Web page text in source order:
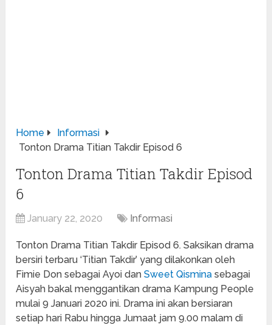
Home
Informasi
Tonton Drama Titian Takdir Episod 6
Tonton Drama Titian Takdir Episod
6
January 22, 2020 Informasi
Tonton Drama Titian Takdir Episod 6. Saksikan drama
bersiri terbaru ‘Titian Takdir’ yang dilakonkan oleh
Fimie Don sebagai Ayoi danSweet Qismina sebagai
Aisyah bakal menggantikan drama Kampung People
mulai 9 Januari 2020 ini. Drama ini akan bersiaran
setiap hari Rabu hingga Jumaat jam 9.00 malam di